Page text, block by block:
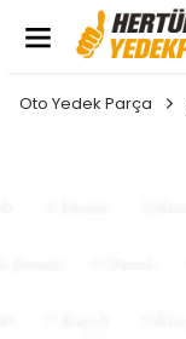
Oto Yedek Parça